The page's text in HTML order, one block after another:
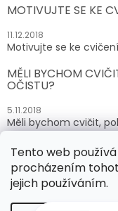
Tento web
procházením
jejich používáním.
MOTIVUJTE SE KE
11.12.2018
Motivujte se ke
MĚLI BYCHOM
OČISTU?
5.11.2018
Měli bychom cvičit,
ARCHIV